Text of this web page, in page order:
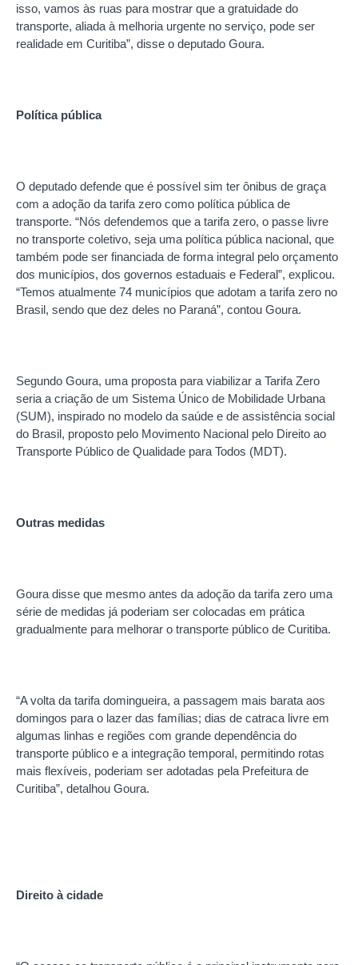
isso, vamos às ruas para mostrar que a gratuidade do
transporte, aliada à melhoria urgente no serviço, pode ser
realidade em Curitiba”, disse o deputado Goura.
Política pública
O deputado defende que é possível sim ter ônibus de graça
com a adoção da tarifa zero como política pública de
transporte. “Nós defendemos que a tarifa zero, o passe livre
no transporte coletivo, seja uma política pública nacional, que
também pode ser financiada de forma integral pelo orçamento
dos municípios, dos governos estaduais e Federal”, explicou.
“Temos atualmente 74 municípios que adotam a tarifa zero no
Brasil, sendo que dez deles no Paraná”, contou Goura.
Segundo Goura, uma proposta para viabilizar a Tarifa Zero
seria a criação de um Sistema Único de Mobilidade Urbana
(SUM), inspirado no modelo da saúde e de assistência social
do Brasil, proposto pelo Movimento Nacional pelo Direito ao
Transporte Público de Qualidade para Todos (MDT).
Outras medidas
Goura disse que mesmo antes da adoção da tarifa zero uma
série de medidas já poderiam ser colocadas em prática
gradualmente para melhorar o transporte público de Curitiba.
“A volta da tarifa domingueira, a passagem mais barata aos
domingos para o lazer das famílias; dias de catraca livre em
algumas linhas e regiões com grande dependência do
transporte público e a integração temporal, permitindo rotas
mais flexíveis, poderiam ser adotadas pela Prefeitura de
Curitiba”, detalhou Goura.
Direito à cidade